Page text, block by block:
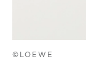
©LOEWE